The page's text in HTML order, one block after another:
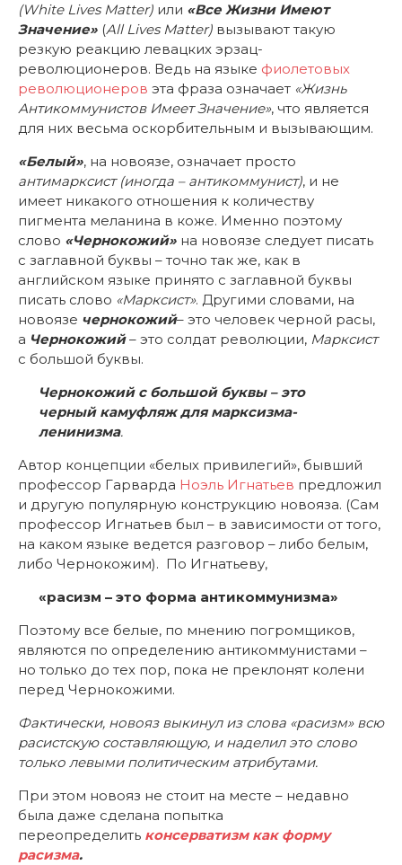
(White Lives Matter) или «Все Жизни Имеют
Значение» (All Lives Matter) вызывают такую
резкую реакцию левацких эрзац-
революционеров. Ведь на языке фиолетовых
революционеров эта фраза означает «Жизнь
Антикоммунистов Имеет Значение», что является
для них весьма оскорбительным и вызывающим.
«Белый», на новоязе, означает просто
антимарксист (иногда – антикоммунист), и не
имеет никакого отношения к количеству
пигмента меланина в коже. Именно поэтому
слово «Чернокожий» на новоязе следует писать
с заглавной буквы – точно так же, как в
английском языке принято с заглавной буквы
писать слово «Марксист». Другими словами, на
новоязе чернокожий– это человек черной расы,
а Чернокожий– это солдат революции, Марксист
с большой буквы.
Чернокожий с большой буквы – это
черный камуфляж для марксизма-
ленинизма.
Автор концепции «белых привилегий», бывший
профессор Гарварда Ноэль Игнатьев предложил
и другую популярную конструкцию новояза. (Сам
профессор Игнатьев был – в зависимости от того,
на каком языке ведется разговор – либо белым,
либо Чернокожим). По Игнатьеву,
«расизм – это форма антикоммунизма»
Поэтому все белые, по мнению погромщиков,
являются по определению антикоммунистами –
но только до тех пор, пока не преклонят колени
перед Чернокожими.
Фактически, новояз выкинул из слова «расизм» всю
расистскую составляющую, и наделил это слово
только левыми политическим атрибутами.
При этом новояз не стоит на месте – недавно
была даже сделана попытка
переопределить консерватизм как форму
расизма.